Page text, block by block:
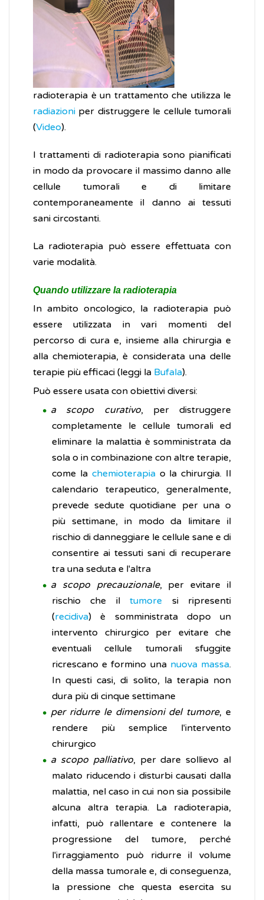
radioterapia è un trattamento che utilizza le
radiazioni per distruggere le cellule tumorali
(Video).
I trattamenti di radioterapia sono pianificati
in modo da provocare il massimo danno alle
cellule tumorali e di limitare
contemporaneamente il danno ai tessuti
sani circostanti.
La radioterapia può essere effettuata con
varie modalità.
Quando utilizzare la radioterapia
In ambito oncologico, la radioterapia può
essere utilizzata in vari momenti del
percorso di cura e, insieme alla chirurgia e
alla chemioterapia, è considerata una delle
terapie più efficaci (leggi la Bufala).
Può essere usata con obiettivi diversi:
a scopo curativo, per distruggere
completamente le cellule tumorali ed
eliminare la malattia è somministrata da
sola o in combinazione con altre terapie,
come la chemioterapiao la chirurgia. Il
calendario terapeutico, generalmente,
prevede sedute quotidiane per una o
più settimane, in modo da limitare il
rischio di danneggiare le cellule sane e di
consentire ai tessuti sani di recuperare
tra una seduta e l'altra
a scopo precauzionale, per evitare il
rischio che iltumore si ripresenti
(recidiva) è somministrata dopo un
intervento chirurgico per evitare che
eventuali cellule tumorali sfuggite
ricrescano e formino una nuova massa.
In questi casi, di solito, la terapia non
dura più di cinque settimane
per ridurre le dimensioni del tumore, e
rendere più semplice l'intervento
chirurgico
a scopo palliativo, per dare sollievo al
malato riducendo i disturbi causati dalla
malattia, nel caso in cui non sia possibile
alcuna altra terapia. La radioterapia,
infatti, può rallentare e contenere la
progressione del tumore, perché
l'irraggiamento può ridurre il volume
della massa tumorale e, di conseguenza,
la pressione che questa esercita su